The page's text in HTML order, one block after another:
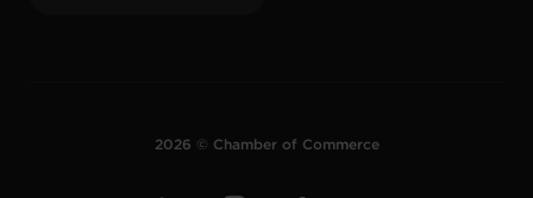
2026 © Chamber of Commerce